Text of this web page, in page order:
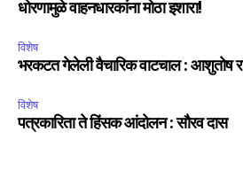
धोरणामुळे वाहनधारकांना मोठा इशारा!
विशेष
भरकटत गेलेली वैचारिक वाटचाल : आशुतोष
विशेष
पत्रकारिता ते हिंसक आंदोलन : सौरव दास